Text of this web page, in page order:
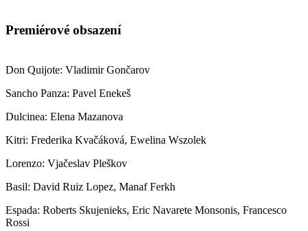
Premiérové obsazení
Don Quijote: Vladimir Gončarov
Sancho Panza: Pavel Enekeš
Dulcinea: Elena Mazanova
Kitri: Frederika Kvačáková, Ewelina Wszolek
Lorenzo: Vjačeslav Pleškov
Basil: David Ruiz Lopez, Manaf Ferkh
Espada: Roberts Skujenieks, Eric Navarete Monsonis, Francesco
Rossi